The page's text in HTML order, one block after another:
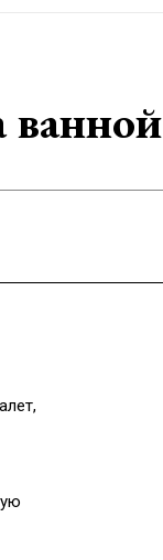
ванной